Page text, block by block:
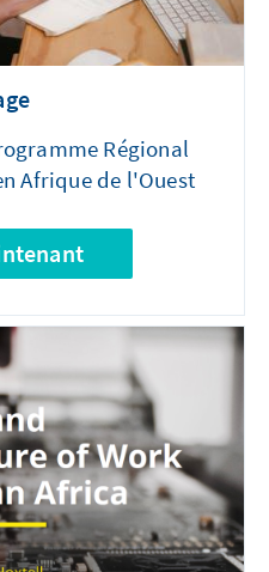
Régional
Afrique de l'Ouest